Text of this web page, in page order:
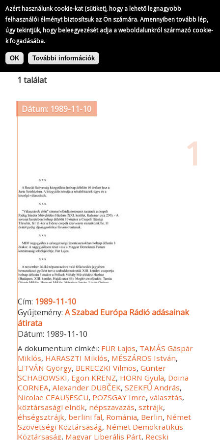
Azért használunk cookie-kat (sütiket), hogy a lehető legnagyobb
felhasználói élményt biztosítsuk az Ön számára. Amennyiben tovább lép,
úgy tekintjük, hogy beleegyezését adja a weboldalunkról származó cookie-
k fogadásába.
OK További információk
Ugrás
Címke: Magyar Zöld Párt
1 találat
Dátum: 1989-11-10
1
Cím: 1989-11-10
Gyűjtemény:A Szabad Európa Rádió adásainak
átirata
Dátum: 1989-11-10
A dokumentum címkéi: FÜR Lajos, TAMÁS Gáspár
Miklós, HARASZTI Miklós, MÉSZÁROS István,
LITVÁN György, BERECZKI Vilmos,Günter
SCHABOWSKI, Egon KRENZ, HORN Gyula, Doina
CORNEA,Alexander DUBČEK,SZEKFŰ András,
Nicolae CEAUȘESCU, POZSGAY Imre,választás,
köztársasági elnök, népszavazás,sztrájk,
éhségsztrájk, berlini fal, Románia, Berlin, Német
Szövetségi Köztársaság, Német Demokratikus
Köztársaság, Magyar Liberális Párt, Recski